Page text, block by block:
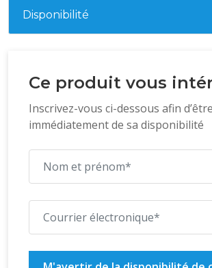
Disponibilité
Ce produit vous
Inscrivez-vous ci-dessous afin
immédiatement de sa disponibilité